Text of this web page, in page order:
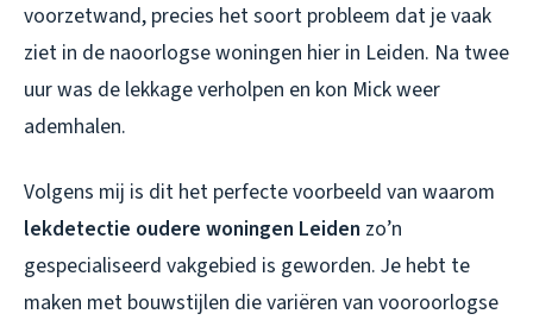
voorzetwand, precies het soort probleem dat je vaak
ziet in de naoorlogse woningen hier in Leiden. Na twee
uur was de lekkage verholpen en kon Mick weer
ademhalen.
Volgens mij is dit het perfecte voorbeeld van waarom
lekdetectie oudere woningen Leiden zo’n
gespecialiseerd vakgebied is geworden. Je hebt te
maken met bouwstijlen die variëren van vooroorlogse